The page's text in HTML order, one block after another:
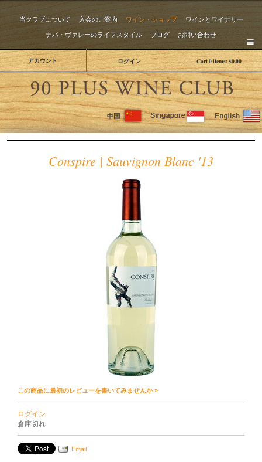
当クラブについて 入会のご案内 ワイン・ショップ
ワインとワイナリー
ナパ・ヴァレーのライフスタイル
ブログ お問い合わせ
Cart0items:$0.00
アカウント ログイン
The
Conspire | Sauvignon Blanc '13
この商品に最初のレビューを書いてみませんか »
ログイン
倉庫切れ
Email